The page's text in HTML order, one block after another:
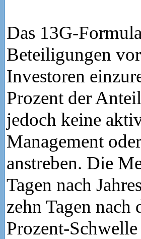
Das 13G-
Beteiligungen
Investoren
Prozent der
jedoch keine
Management
anstreben. Die
Tagen nach
zehn Tagen
Prozent-